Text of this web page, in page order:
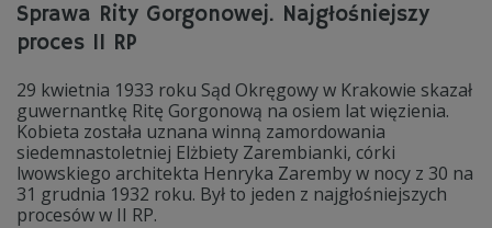
Sprawa Rity Gorgonowej. Najgłośniejszy
proces II RP
29 kwietnia 1933 roku Sąd Okręgowy w Krakowie skazał
guwernantkę Ritę Gorgonową na osiem lat więzienia.
Kobieta została uznana winną zamordowania
siedemnastoletniej Elżbiety Zarembianki, córki
lwowskiego architekta Henryka Zaremby w nocy z 30 na
31 grudnia 1932 roku. Był to jeden z najgłośniejszych
procesów w II RP.